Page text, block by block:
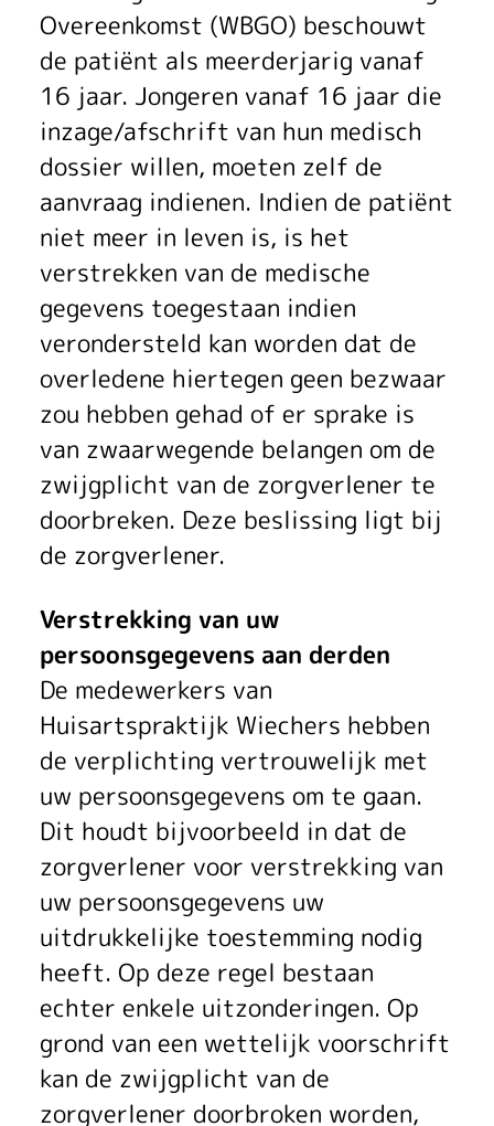
Overeenkomst (WBGO) beschouwt
de patiënt als meerderjarig vanaf
16 jaar. Jongeren vanaf 16 jaar die
inzage/afschrift van hun medisch
dossier willen, moeten zelf de
aanvraag indienen. Indien de patiënt
niet meer in leven is, is het
verstrekken van de medische
gegevens toegestaan indien
verondersteld kan worden dat de
overledene hiertegen geen bezwaar
zou hebben gehad of er sprake is
van zwaarwegende belangen om de
zwijgplicht van de zorgverlener te
doorbreken. Deze beslissing ligt bij
de zorgverlener.
Verstrekking van uw
persoonsgegevens aan derden
De medewerkers van
Huisartspraktijk Wiechers hebben
de verplichting vertrouwelijk met
uw persoonsgegevens om te gaan.
Dit houdt bijvoorbeeld in dat de
zorgverlener voor verstrekking van
uw persoonsgegevens uw
uitdrukkelijke toestemming nodig
heeft. Op deze regel bestaan
echter enkele uitzonderingen. Op
grond van een wettelijk voorschrift
kan de zwijgplicht van de
zorgverlener doorbroken worden,